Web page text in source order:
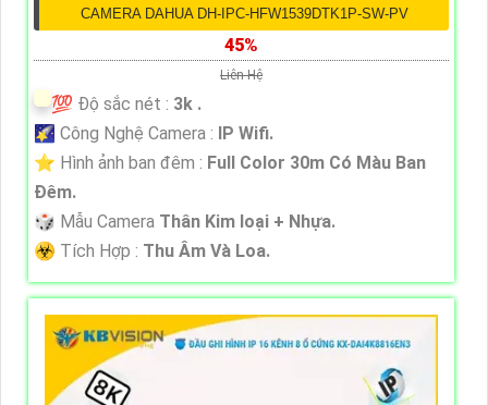
CAMERA DAHUA DH-IPC-HFW1539DTK1P-SW-PV
45%
Liên Hệ
💯 Độ sắc nét : 3k .
🌠 Công Nghệ Camera :
IP Wifi.
⭐ Hình ảnh ban đêm : Full Color 30m Có Màu Ban
Ðêm.
🎲 Mẫu Camera Thân Kim loại + Nhựa.
️☣️ Tích Hợp : Thu Âm Và Loa.